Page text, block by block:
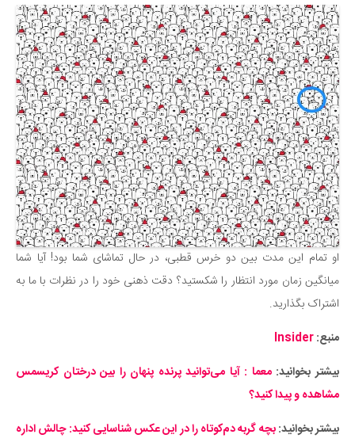
او تمام این مدت بین دو خرس قطبی، در حال تماشای شما بود! آیا شما
میانگین زمان مورد انتظار را شکستید؟ دقت ذهنی خود را در نظرات با ما به
اشتراک بگذارید.
منبع:Insider
بیشتر بخوانید:معما : آیا می‌توانید پرنده پنهان را بین درختان کریسمس
مشاهده و پیدا کنید؟
بیشتر بخوانید:بچه گربه دم‌کوتاه را در این عکس شناسایی کنید: چالش اداره